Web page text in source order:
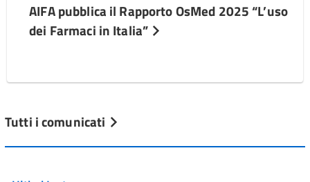
AIFA pubblica il Rapporto OsMed 2025 “L’uso
dei Farmaci in Italia”
Tutti i comunicati